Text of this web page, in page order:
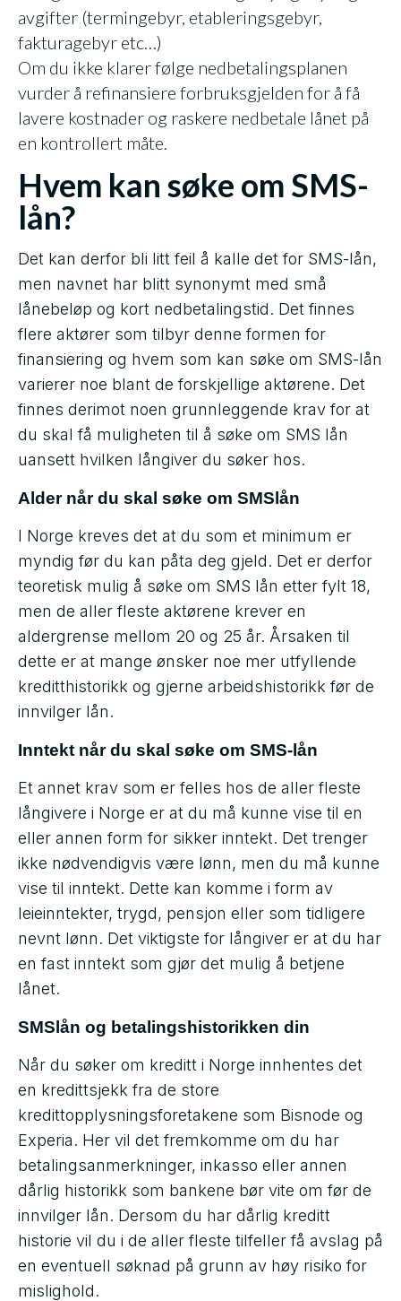
avgifter (termingebyr, etableringsgebyr,
fakturagebyr etc…)
Om du ikke klarer følge nedbetalingsplanen
vurder å refinansiere forbruksgjelden for å få
lavere kostnader og raskere nedbetale lånet på
en kontrollert måte.
Hvem kan søke om SMS-
lån?
Det kan derfor bli litt feil å kalle det for SMS-lån,
men navnet har blitt synonymt med små
lånebeløp og kort nedbetalingstid. Det finnes
flere aktører som tilbyr denne formen for
finansiering og hvem som kan søke om SMS-lån
varierer noe blant de forskjellige aktørene. Det
finnes derimot noen grunnleggende krav for at
du skal få muligheten til å søke om SMS lån
uansett hvilken långiver du søker hos.
Alder når du skal søke om SMSlån
I Norge kreves det at du som et minimum er
myndig før du kan påta deg gjeld. Det er derfor
teoretisk mulig å søke om SMS lån etter fylt 18,
men de aller fleste aktørene krever en
aldergrense mellom 20 og 25 år. Årsaken til
dette er at mange ønsker noe mer utfyllende
kreditthistorikk og gjerne arbeidshistorikk før de
innvilger lån.
Inntekt når du skal søke om SMS-lån
Et annet krav som er felles hos de aller fleste
långivere i Norge er at du må kunne vise til en
eller annen form for sikker inntekt. Det trenger
ikke nødvendigvis være lønn, men du må kunne
vise til inntekt. Dette kan komme i form av
leieinntekter, trygd, pensjon eller som tidligere
nevnt lønn. Det viktigste for långiver er at du har
en fast inntekt som gjør det mulig å betjene
lånet.
SMSlån og betalingshistorikken din
Når du søker om kreditt i Norge innhentes det
en kredittsjekk fra de store
kredittopplysningsforetakene som Bisnode og
Experia. Her vil det fremkomme om du har
betalingsanmerkninger, inkasso eller annen
dårlig historikk som bankene bør vite om før de
innvilger lån. Dersom du har dårlig kreditt
historie vil du i de aller fleste tilfeller få avslag på
en eventuell søknad på grunn av høy risiko for
mislighold.